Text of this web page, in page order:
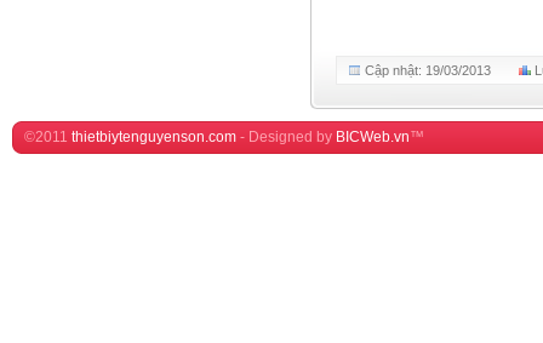
Cập nhật: 19/03/2013
©2011 thietbiytenguyenson.com - Designed by BICWeb.vn™